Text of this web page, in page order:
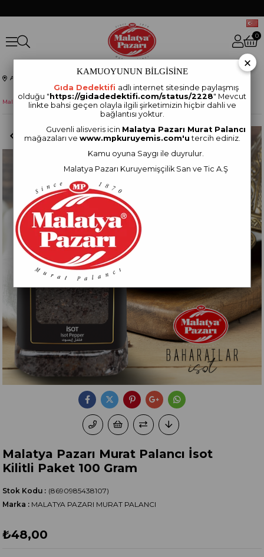
0
Anasayfa
Malatya Pazarı Murat Palancı İsot Kilitli Paket 100 Gram
Malatya Pazarı Murat Palancı İsot
Kilitli Paket 100 Gram
(8690985438107)
Stok Kodu
Marka : MALATYA PAZARI MURAT PALANCI
₺48,00
×
KAMUOYUNUN BİLGİSİNE
Gıda Dedektifi adlı internet sitesinde paylaşmış
olduğu " https://gidadedektifi.com/status/2228" Mevcut
linkte bahsi geçen olayla ilgili şirketimizin hiçbir dahli ve
bağlantısı yoktur.
Guvenli alisveris icin Malatya Pazarı Murat Palancı
mağazaları ve www.mpkuruyemis.com'u tercih ediniz.
Kamu oyuna Saygı ile duyrulur.
Malatya Pazarı Kuruyemişçilik San ve Tic A.Ş